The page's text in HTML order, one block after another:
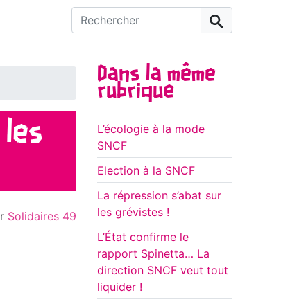
Rechercher :
Solidaires 49
Dans la même
rubrique
L’écologie à la mode
SNCF
Election à la SNCF
La répression s’abat sur
les grévistes !
L’État confirme le
rapport Spinetta… La
direction SNCF veut tout
liquider !